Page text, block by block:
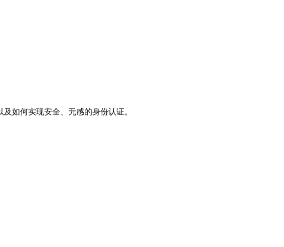
如何实现安全、无感的身份认证。